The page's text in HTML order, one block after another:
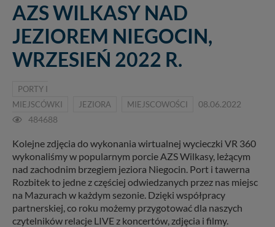
AZS WILKASY NAD
JEZIOREM NIEGOCIN,
WRZESIEŃ 2022 R.
PORTY I
MIEJSCÓWKI
JEZIORA MIEJSCOWOŚCI
08.06.2022
484688
Kolejne zdjęcia do wykonania wirtualnej wycieczki VR 360
wykonaliśmy w popularnym porcie AZS Wilkasy, leżącym
nad zachodnim brzegiem jeziora Niegocin. Port i tawerna
Rozbitek to jedne z częściej odwiedzanych przez nas miejsc
na Mazurach w każdym sezonie. Dzięki współpracy
partnerskiej, co roku możemy przygotować dla naszych
czytelników relacje LIVE z koncertów, zdjęcia i filmy.